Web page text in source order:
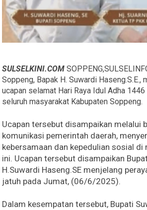
SULSELKINI.COM
Soppeng, Bapak H. Suwardi Haseng.S.E.,
ucapan selamat Hari Raya Idul Adha
seluruh masyarakat Kabupaten Soppeng.
Ucapan tersebut disampaikan melalui
komunikasi pemerintah daerah,
kebersamaan dan kepedulian sosial
ini. Ucapan tersebut disampaikan
H.Suwardi Haseng.SE menjelang
jatuh pada Jumat, (06/6/2025).
Dalam kesempatan tersebut, Bupati